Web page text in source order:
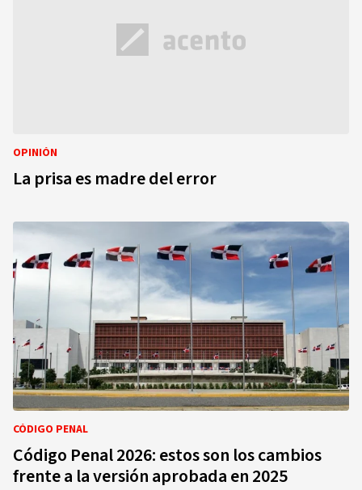
OPINIÓN
La prisa es madre del error
CÓDIGO PENAL
Código Penal 2026: estos son los cambios
frente a la versión aprobada en 2025